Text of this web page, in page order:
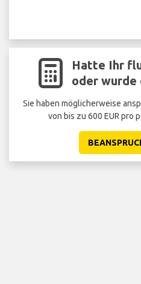
Hatte Ihr
oder wurde
Sie haben möglicherweise
von bis zu 600 EUR pro